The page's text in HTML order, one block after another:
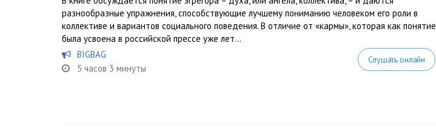
разнообразные упражнения, способствующие лучшему пониманию человеком его роли в
коллективе и вариантов социального поведения. В отличие от «кармы», которая как понятие
была усвоена в российской прессе уже лет...
BIGBAG
5 часов 3 минуты
Слушать онлайн